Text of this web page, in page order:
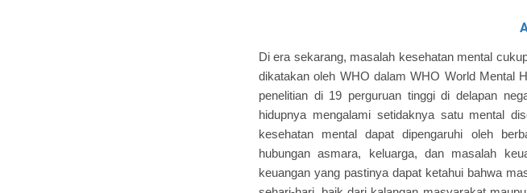
Di era sekarang, masalah kesehatan mental
dikatakan oleh WHO dalam WHO World Mental
penelitian di 19 perguruan tinggi di delapan
hidupnya mengalami setidaknya satu mental
kesehatan mental dapat dipengaruhi oleh
hubungan asmara, keluarga, dan masalah
keuangan yang pastinya dapat ketahui bahwa